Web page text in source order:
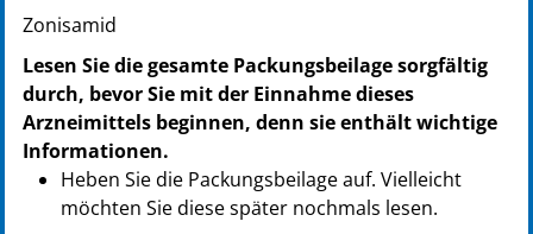
PPN: 111578580524
NTIN: 04150157858057
Zonisamid
Lesen Sie die gesamte Packungsbeilage sorgfältig
durch, bevor Sie mit der Einnahme dieses
Arzneimittels beginnen, denn sie enthält wichtige
Informationen.
Heben Sie die Packungsbeilage auf. Vielleicht
möchten Sie diese später nochmals lesen.